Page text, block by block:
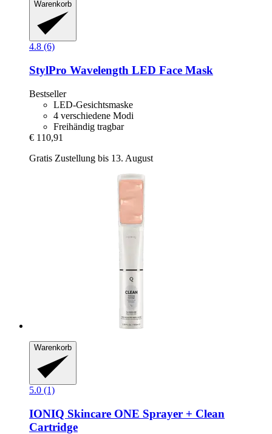
Warenkorb
4.8 (6)
StylPro Wavelength LED Face Mask
Bestseller
LED-Gesichtsmaske
4 verschiedene Modi
Freihändig tragbar
€ 110,91
Gratis Zustellung bis 13. August
Warenkorb
5.0 (1)
IONIQ Skincare ONE Sprayer + Clean
Cartridge